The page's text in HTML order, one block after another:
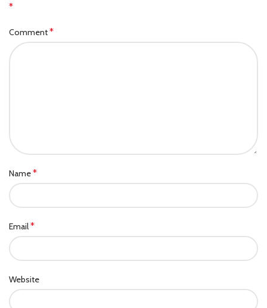
*
Comment*
Name*
Email*
Website